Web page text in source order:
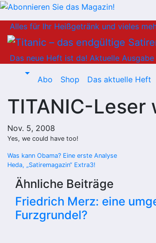
Inhalt
springen
Alles für Ihr Heißgetränk und vieles
Das neue Heft ist da! Aktuelle
Abo Shop Das aktuelle Heft
TITANIC-Leser
Nov. 5, 2008
Yes, we could have too!
Beitragsnavigation
Was kann Obama? Eine erste Analyse
Heda, „Satiremagazin“ Extra3!
Ähnliche Beiträge
Friedrich Merz: eine
Furzgrundel?